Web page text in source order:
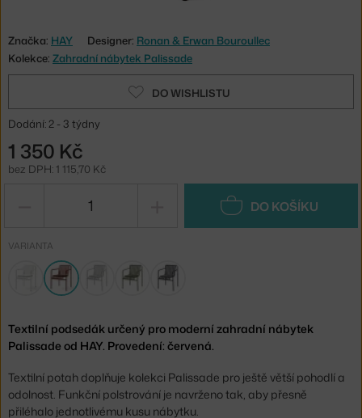
Značka: HAY Designer: Ronan & Erwan Bouroullec
Kolekce: Zahradní nábytek Palissade
DO WISHLISTU
Dodání: 2 - 3 týdny
1 350 Kč
bez DPH: 1 115,70 Kč
DO KOŠÍKU
VARIANTA
Textilní podsedák určený pro moderní zahradní nábytek
Palissade od HAY. Provedení: červená.
Textilní potah doplňuje kolekci Palissade pro ještě větší pohodlí a
odolnost. Funkční polstrování je navrženo tak, aby přesně
přiléhalo jednotlivému kusu nábytku.